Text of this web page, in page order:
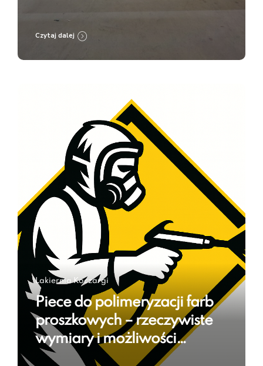
Czytaj dalej
Lakiernia Koczargi
Piece do polimeryzacji farb
proszkowych – rzeczywiste
wymiary i możliwości
Lakierni Koczargi